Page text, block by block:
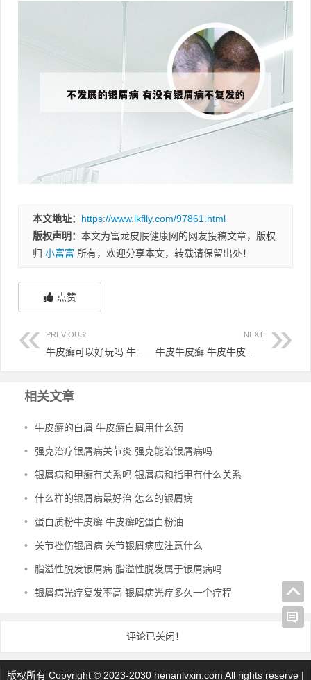
本文地址： https://www.lkflly.com/97861.html
版权声明： 本文为富龙皮肤健康网的网友投稿文章，版权
归 小富富 所有，欢迎分享本文，转载请保留出处！
点赞
PREVIOUS: NEXT:
相关文章
• 牛皮癣的白屑 牛皮癣白屑用什么药
• 强克治疗银屑病关节炎 强克能治银屑病吗
• 银屑病和甲癣有关系吗 银屑病和指甲有什么关系
• 什么样的银屑病最好治 怎么的银屑病
• 蛋白质粉牛皮癣 牛皮癣吃蛋白粉油
• 关节挫伤银屑病 关节银屑病应注意什么
• 脂溢性脱发银屑病 脂溢性脱发属于银屑病吗
• 银屑病光疗复发率高 银屑病光疗多久一个疗程
评论已关闭！
版权所有 Copyright © 2023-2030 henanlvxin.com All rights reserve |